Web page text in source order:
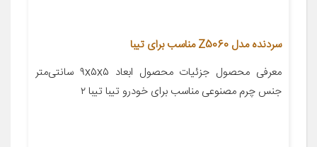
سردنده مدل Z5060 مناسب برای تیبا
معرفی محصول جزئیات محصول ابعاد ۹x۵x۵ سانتی‌متر
جنس چرم مصنوعی مناسب برای خودرو تیبا تیبا ۲